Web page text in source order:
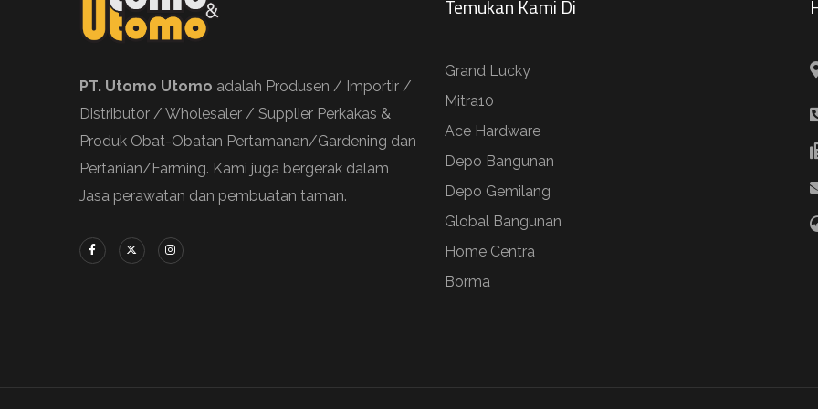
PT. Utomo Utomo adalah Produsen / Importir /
Distributor / Wholesaler / Supplier Perkakas &
Produk Obat-Obatan Pertamanan/Gardening dan
Pertanian/Farming. Kami juga bergerak dalam
Jasa perawatan dan pembuatan taman.
Temukan Kami Di
Grand Lucky
Mitra10
Ace Hardware
Depo Bangunan
Depo Gemilang
Global Bangunan
Home Centra
Borma